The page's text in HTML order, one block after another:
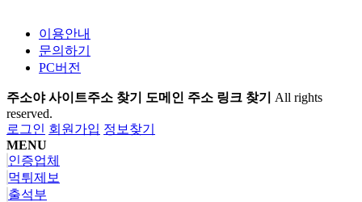
이용안내
문의하기
PC버전
주소야 사이트주소 찾기 도메인 주소 링크 찾기 All rights
reserved.
로그인 회원가입 정보찾기
MENU
인증업체
먹튀제보
출석부